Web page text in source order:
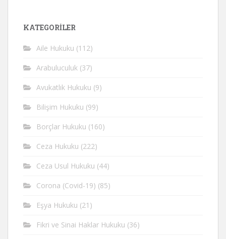
KATEGORİLER
Aile Hukuku (112)
Arabuluculuk (37)
Avukatlık Hukuku (9)
Bilişim Hukuku (99)
Borçlar Hukuku (160)
Ceza Hukuku (222)
Ceza Usul Hukuku (44)
Corona (Covid-19) (85)
Eşya Hukuku (21)
Fikri ve Sinai Haklar Hukuku (36)